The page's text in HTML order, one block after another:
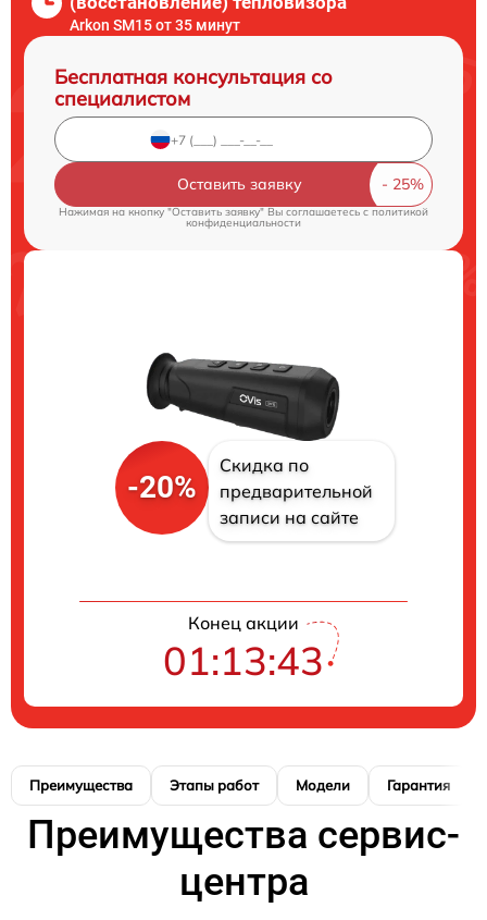
Arkon SM15 от 35 минут
Бесплатная консультация со
специалистом
Оставить заявку
Нажимая на кнопку "Оставить заявку" Вы соглашаетесь c политикой
конфиденциальности
-20%
Скидка по
предварительной
записи на сайте
Конец акции
01:13:42
Преимущества Этапы работ Модели Гарантия
Преимущества сервис-
центра